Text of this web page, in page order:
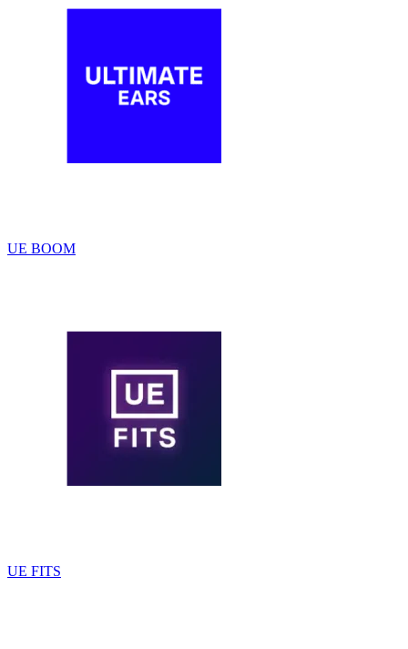
UE BOOM
UE FITS